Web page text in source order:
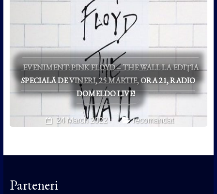
EVENIMENT: PINK FLOYD – THE WALL LA EDIȚIA
SPECIALĂ DE VINERI, 25 MARTIE, ORA 21, RADIO
DOMELDO LIVE!
24 March 2022 recomandat
Parteneri